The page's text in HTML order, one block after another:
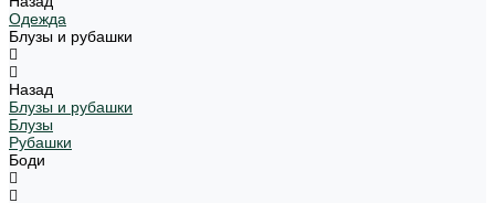
Одежда
Блузы и рубашки
Назад
Блузы и рубашки
Блузы
Рубашки
Боди